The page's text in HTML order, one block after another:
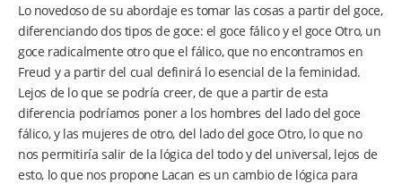
Lo novedoso de su abordaje es tomar las cosas a partir del goce,
diferenciando dos tipos de goce: el goce fálico y el goce Otro, un
goce radicalmente otro que el fálico, que no encontramos en
Freud y a partir del cual definirá lo esencial de la feminidad.
Lejos de lo que se podría creer, de que a partir de esta
diferencia podríamos poner a los hombres del lado del goce
fálico, y las mujeres de otro, del lado del goce Otro, lo que no
nos permitiría salir de la lógica del todo y del universal, lejos de
esto, lo que nos propone Lacan es un cambio de lógica para